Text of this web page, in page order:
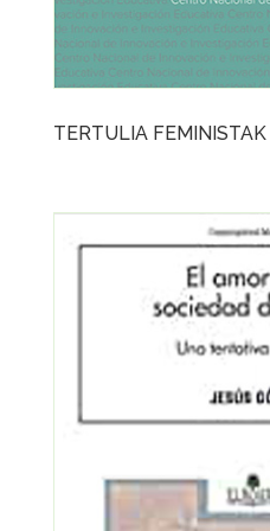
TERTULIA FEMINISTAK